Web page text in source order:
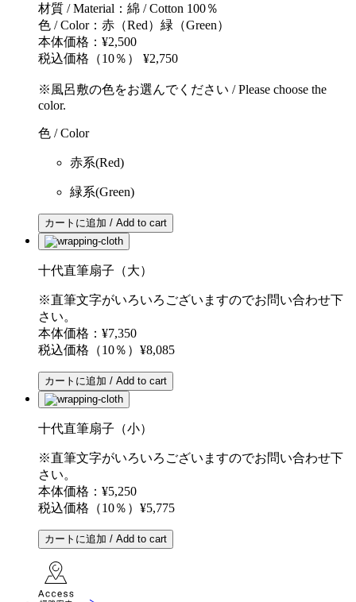
材質 / Material：綿 / Cotton 100％
色 / Color：赤（Red）緑（Green）
本体価格：¥2,500
税込価格（10％） ¥2,750
※風呂敷の色をお選んでください / Please choose the
color.
色 / Color
赤系(Red)
緑系(Green)
カートに追加 / Add to cart
十代直筆扇子（大）
※直筆文字がいろいろございますのでお問い合わせ下
さい。
本体価格：¥7,350
税込価格（10％）¥8,085
カートに追加 / Add to cart
十代直筆扇子（小）
※直筆文字がいろいろございますのでお問い合わせ下
さい。
本体価格：¥5,250
税込価格（10％）¥5,775
カートに追加 / Add to cart